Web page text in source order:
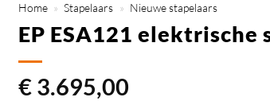
Home » Stapelaars » Nieuwe stapelaars
EP ESA121 elektrische
€ 3.695,00